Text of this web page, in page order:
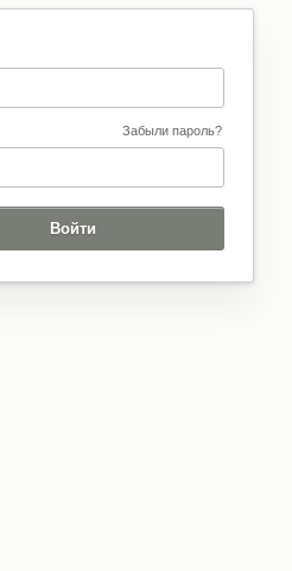
Забыли пароль?